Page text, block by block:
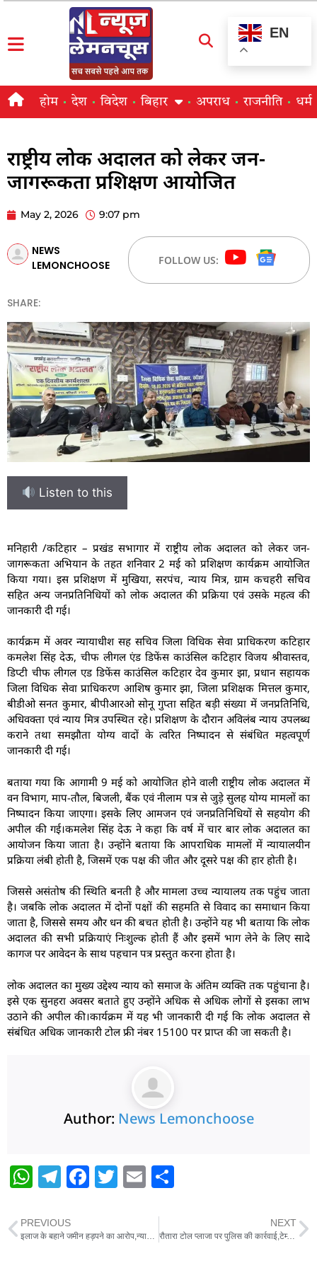
EN
होम देश विदेश बिहार अपराध राजनीति धर्म
राष्ट्रीय लोक अदालत को लेकर जन-
जागरूकता प्रशिक्षण आयोजित
May 2, 2026 9:07 pm
NEWS
LEMONCHOOSE
FOLLOW US:
SHARE:
Listen to this
मनिहारी /कटिहार – प्रखंड सभागार में राष्ट्रीय लोक अदालत को लेकर जन-
जागरूकता अभियान के तहत शनिवार 2 मई को प्रशिक्षण कार्यक्रम आयोजित
किया गया। इस प्रशिक्षण में मुखिया, सरपंच, न्याय मित्र, ग्राम कचहरी सचिव
सहित अन्य जनप्रतिनिधियों को लोक अदालत की प्रक्रिया एवं उसके महत्व की
जानकारी दी गई।
कार्यक्रम में अवर न्यायाधीश सह सचिव जिला विधिक सेवा प्राधिकरण कटिहार
कमलेश सिंह देऊ, चीफ लीगल एंड डिफेंस काउंसिल कटिहार विजय श्रीवास्तव,
डिप्टी चीफ लीगल एड डिफेंस काउंसिल कटिहार देव कुमार झा, प्रधान सहायक
जिला विधिक सेवा प्राधिकरण आशिष कुमार झा, जिला प्रशिक्षक मित्तल कुमार,
बीडीओ सनत कुमार, बीपीआरओ सोनू गुप्ता सहित बड़ी संख्या में जनप्रतिनिधि,
अधिवक्ता एवं न्याय मित्र उपस्थित रहे। प्रशिक्षण के दौरान अविलंब न्याय उपलब्ध
कराने तथा समझौता योग्य वादों के त्वरित निष्पादन से संबंधित महत्वपूर्ण
जानकारी दी गई।
बताया गया कि आगामी 9 मई को आयोजित होने वाली राष्ट्रीय लोक अदालत में
वन विभाग, माप-तौल, बिजली, बैंक एवं नीलाम पत्र से जुड़े सुलह योग्य मामलों का
निष्पादन किया जाएगा। इसके लिए आमजन एवं जनप्रतिनिधियों से सहयोग की
अपील की गई।कमलेश सिंह देऊ ने कहा कि वर्ष में चार बार लोक अदालत का
आयोजन किया जाता है। उन्होंने बताया कि आपराधिक मामलों में न्यायालयीन
प्रक्रिया लंबी होती है, जिसमें एक पक्ष की जीत और दूसरे पक्ष की हार होती है।
जिससे असंतोष की स्थिति बनती है और मामला उच्च न्यायालय तक पहुंच जाता
है। जबकि लोक अदालत में दोनों पक्षों की सहमति से विवाद का समाधान किया
जाता है, जिससे समय और धन की बचत होती है। उन्होंने यह भी बताया कि लोक
अदालत की सभी प्रक्रियाएं निःशुल्क होती हैं और इसमें भाग लेने के लिए सादे
कागज पर आवेदन के साथ पहचान पत्र प्रस्तुत करना होता है।
लोक अदालत का मुख्य उद्देश्य न्याय को समाज के अंतिम व्यक्ति तक पहुंचाना है।
इसे एक सुनहरा अवसर बताते हुए उन्होंने अधिक से अधिक लोगों से इसका लाभ
उठाने की अपील की।कार्यक्रम में यह भी जानकारी दी गई कि लोक अदालत से
संबंधित अधिक जानकारी टोल फ्री नंबर 15100 पर प्राप्त की जा सकती है।
Author: News Lemonchoose
W
at
s
T
e
g
F
e
T
er
E
ai
l e
PREVIOUS
इलाज के बहाने जमीन हड़पने का आरोप,न्याय की गुहार
NEXT
रौतारा टोल प्लाजा पर पुलिस की कार्रवाई,टेम्पो से 19.5 लीटर विदेशी शराब बरामद